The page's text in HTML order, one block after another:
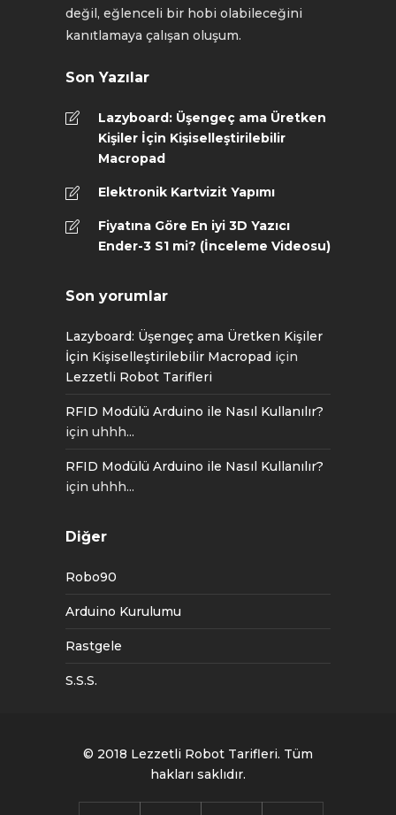
değil, eğlenceli bir hobi olabileceğini
kanıtlamaya çalışan oluşum.
Son Yazılar
Lazyboard: Üşengeç ama Üretken
Kişiler İçin Kişiselleştirilebilir
Macropad
Elektronik Kartvizit Yapımı
Fiyatına Göre En iyi 3D Yazıcı
Ender-3 S1 mi? (İnceleme Videosu)
Son yorumlar
Lazyboard: Üşengeç ama Üretken Kişiler
İçin Kişiselleştirilebilir Macropad için
Lezzetli Robot Tarifleri
RFID Modülü Arduino ile Nasıl Kullanılır?
için uhhh...
RFID Modülü Arduino ile Nasıl Kullanılır?
için uhhh...
Diğer
Robo90
Arduino Kurulumu
Rastgele
S.S.S.
© 2018 Lezzetli Robot Tarifleri. Tüm
hakları saklıdır.